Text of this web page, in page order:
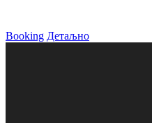
Booking Детаљно